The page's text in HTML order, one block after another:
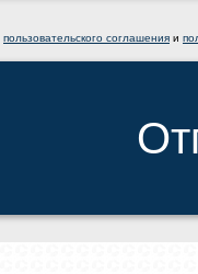
пользовательского соглашения и